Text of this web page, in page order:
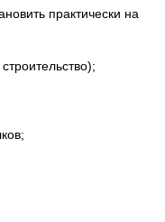
практически на